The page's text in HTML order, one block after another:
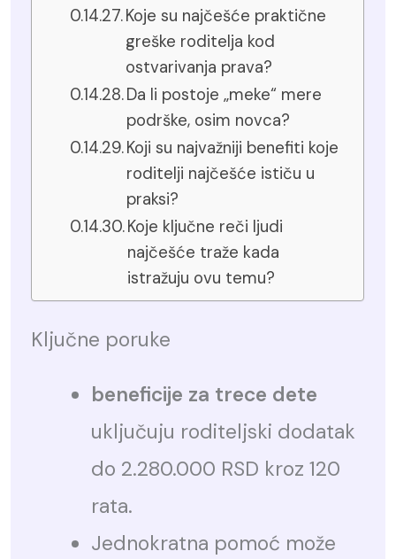
Koje su najčešće praktične
greške roditelja kod
ostvarivanja prava?
Da li postoje „meke“ mere
podrške, osim novca?
Koji su najvažniji benefiti koje
roditelji najčešće ističu u
praksi?
Koje ključne reči ljudi
najčešće traže kada
istražuju ovu temu?
Ključne poruke
beneficije za trece dete
uključuju roditeljski dodatak
do 2.280.000 RSD kroz 120
rata.
Jednokratna pomoć može